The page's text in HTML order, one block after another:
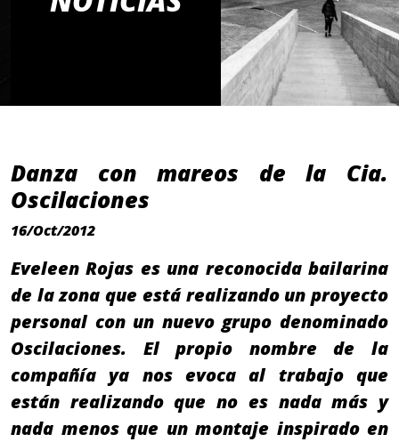
Danza con mareos de la Cia.
Oscilaciones
16/Oct/2012
Eveleen Rojas es una reconocida bailarina
de la zona que está realizando un proyecto
personal con un nuevo grupo denominado
Oscilaciones. El propio nombre de la
compañía ya nos evoca al trabajo que
están realizando que no es nada más y
nada menos que un montaje inspirado en